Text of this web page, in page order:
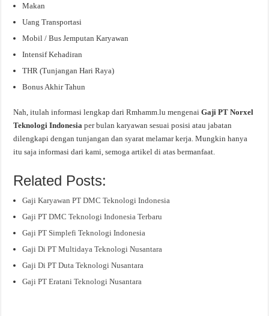
Makan
Uang Transportasi
Mobil / Bus Jemputan Karyawan
Intensif Kehadiran
THR (Tunjangan Hari Raya)
Bonus Akhir Tahun
Nah, itulah informasi lengkap dari Rmhamm.lu mengenaiGaji PT Norxel
Teknologi Indonesiaper bulan karyawan sesuai posisi atau jabatan
dilengkapi dengan tunjangan dan syarat melamar kerja. Mungkin hanya
itu saja informasi dari kami, semoga artikel di atas bermanfaat.
Related Posts:
Gaji Karyawan PT DMC Teknologi Indonesia
Gaji PT DMC Teknologi Indonesia Terbaru
Gaji PT Simplefi Teknologi Indonesia
Gaji Di PT Multidaya Teknologi Nusantara
Gaji Di PT Duta Teknologi Nusantara
Gaji PT Eratani Teknologi Nusantara